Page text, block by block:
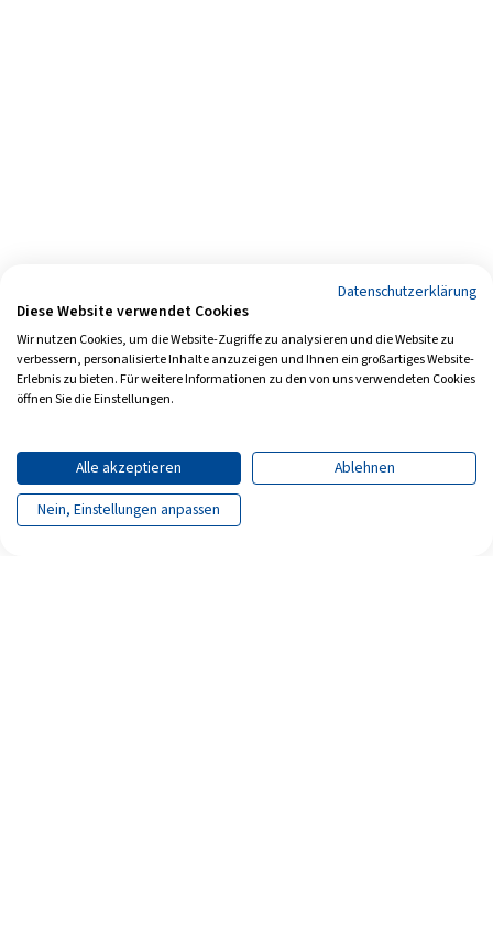
Datenschutzerklärung
Diese Website verwendet Cookies
Wir nutzen Cookies, um die Website-Zugriffe zu analysieren und die Website zu
verbessern, personalisierte Inhalte anzuzeigen und Ihnen ein großartiges Website-
Erlebnis zu bieten. Für weitere Informationen zu den von uns verwendeten Cookies
öffnen Sie die Einstellungen.
Alle akzeptieren
Ablehnen
Nein, Einstellungen anpassen